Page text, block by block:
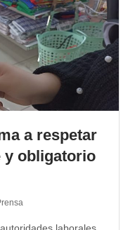
a respetar
y obligatorio